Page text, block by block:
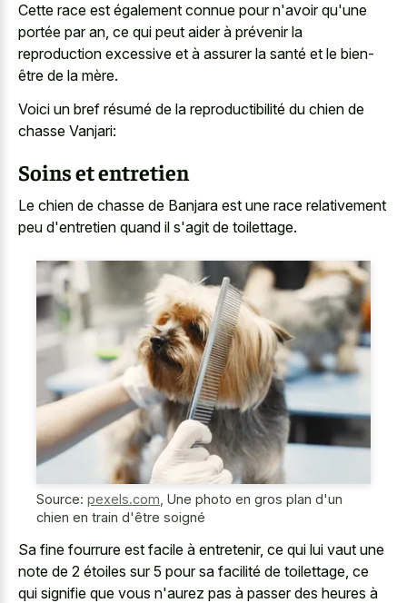
Cette race est également connue pour n'avoir qu'une
portée par an, ce qui peut aider à prévenir la
reproduction excessive et à assurer la santé et le bien-
être de la mère.
Voici un bref résumé de la reproductibilité du chien de
chasse Vanjari:
Soins et entretien
Le chien de chasse de Banjara est une race relativement
peu d'entretien quand il s'agit de toilettage.
Source: pexels.com Une photo en gros plan d'un
chien en train d'être soigné
Sa fine fourrure est facile à entretenir, ce qui lui vaut une
note de 2 étoiles sur 5 pour sa facilité de toilettage, ce
qui signifie que vous n'aurez pas à passer des heures à